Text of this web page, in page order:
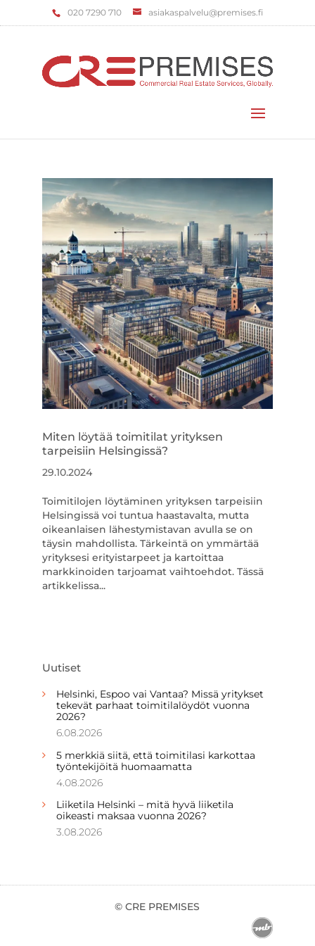
‌020 7290 710 asiakaspalvelu@premises.fi
Miten löytää toimitilat yrityksen
tarpeisiin Helsingissä?
29.10.2024
Toimitilojen löytäminen yrityksen tarpeisiin
Helsingissä voi tuntua haastavalta, mutta
oikeanlaisen lähestymistavan avulla se on
täysin mahdollista. Tärkeintä on ymmärtää
yrityksesi erityistarpeet ja kartoittaa
markkinoiden tarjoamat vaihtoehdot. Tässä
artikkelissa...
Uutiset
Helsinki, Espoo vai Vantaa? Missä yritykset
tekevät parhaat toimitilalöydöt vuonna
2026?
6.08.2026
5 merkkiä siitä, että toimitilasi karkottaa
työntekijöitä huomaamatta
4.08.2026
Liiketila Helsinki – mitä hyvä liiketila
oikeasti maksaa vuonna 2026?
3.08.2026
© CRE PREMISES